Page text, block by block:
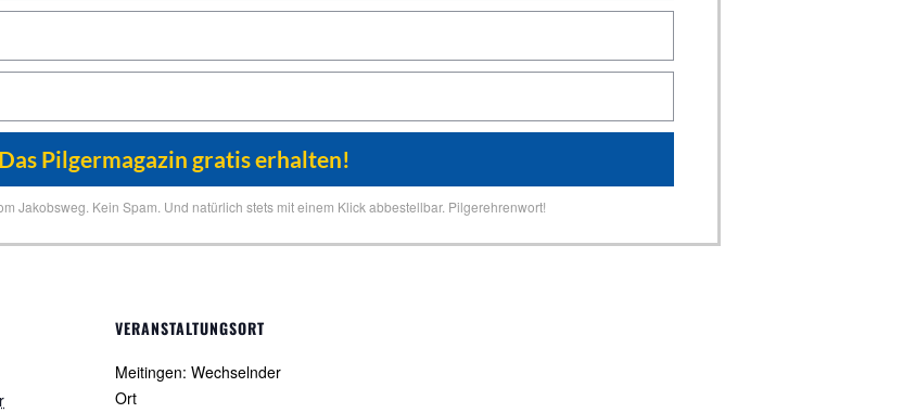
Jakobsweg. Kein Spam. Und natürlich stets mit einem Klick abbestellbar. Pilgerehrenwort!
VERANSTALTUNGSORT
Meitingen: Wechselnder
Ort